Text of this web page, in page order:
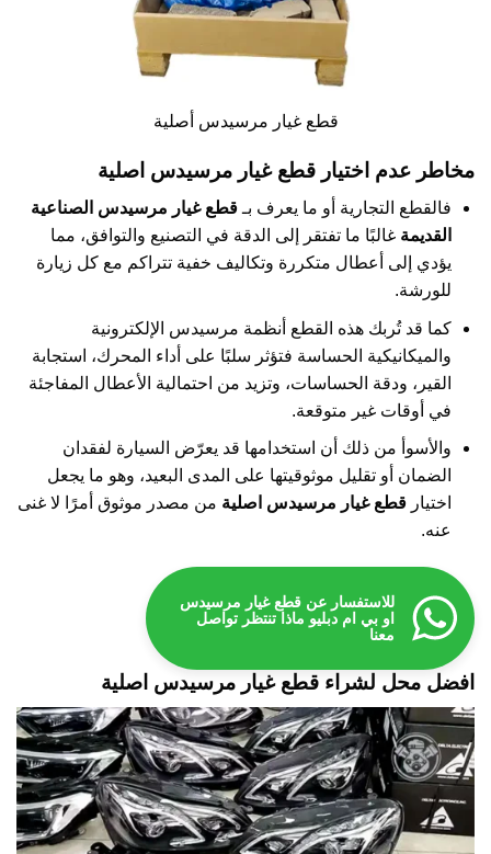
قطع غيار مرسيدس أصلية
مخاطر عدم اختيار قطع غيار مرسيدس اصلية
فالقطع التجارية أو ما يعرف بـ قطع غيار مرسيدس الصناعية
القديمة غالبًا ما تفتقر إلى الدقة في التصنيع والتوافق، مما
يؤدي إلى أعطال متكررة وتكاليف خفية تتراكم مع كل زيارة
للورشة.
كما قد تُربك هذه القطع أنظمة مرسيدس الإلكترونية
والميكانيكية الحساسة فتؤثر سلبًا على أداء المحرك، استجابة
القير، ودقة الحساسات، وتزيد من احتمالية الأعطال المفاجئة
في أوقات غير متوقعة.
والأسوأ من ذلك أن استخدامها قد يعرّض السيارة لفقدان
الضمان أو تقليل موثوقيتها على المدى البعيد، وهو ما يجعل
اختيار قطع غيار مرسيدس اصلية من مصدر موثوق أمرًا لا غنى
عنه.
للاستفسار عن قطع غيار مرسيدس
او بي ام دبليو ماذا تنتظر تواصل
معنا
افضل محل لشراء قطع غيار مرسيدس اصلية